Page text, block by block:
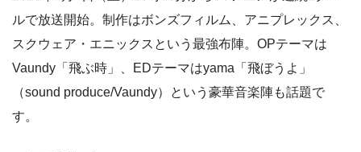
ルで放送開始。制作はボンズフィルム、アニプレックス、
スクウェア・エニックスという最強布陣。OPテーマは
Vaundy「飛ぶ時」、EDテーマはyama「飛ぼうよ」
（sound produce/Vaundy）という豪華音楽陣も話題で
す。